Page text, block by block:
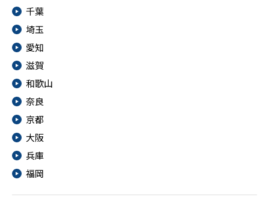
千葉
埼玉
愛知
滋賀
和歌山
奈良
京都
大阪
兵庫
福岡